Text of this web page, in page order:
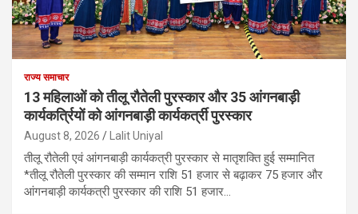
राज्य समाचार
13 महिलाओं को तीलू रौतेली पुरस्कार और 35 आंगनबाड़ी
कार्यकर्त्रियों को आंगनबाड़ी कार्यकर्त्री पुरस्कार
August 8, 2026 Lalit Uniyal
तीलू रौतेली एवं आंगनबाड़ी कार्यकत्री पुरस्कार से मातृशक्ति हुई सम्मानित
*तीलू रौतेली पुरस्कार की सम्मान राशि 51 हजार से बढ़ाकर 75 हजार और
आंगनबाड़ी कार्यकत्री पुरस्कार की राशि 51 हजार…